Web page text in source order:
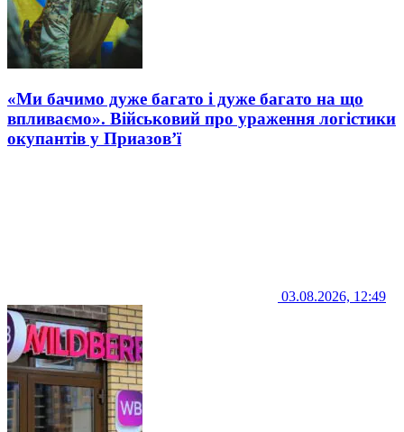
«Ми бачимо дуже багато і дуже багато на що
впливаємо». Військовий про ураження логістики
окупантів у Приазов’ї
03.08.2026, 12:49